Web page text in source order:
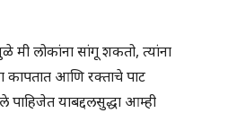
मी लोकांना सांगू शकतो, त्यांना
कापतात आणि रक्ताचे पाट
पाहिजेत याबद्दलसुद्धा आम्ही